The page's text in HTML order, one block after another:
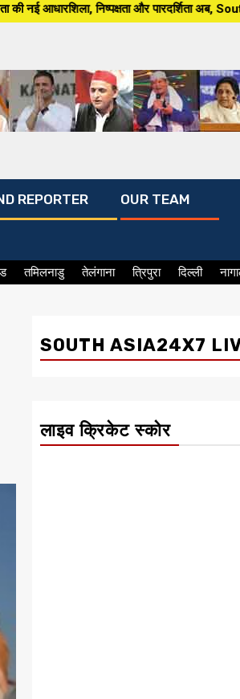
और पारदर्शिता अब, South Asia 24×7 पर
REPORTER OUR TEAM
तमिलनाडु तेलंगाना त्रिपुरा दिल्ली
SOUTH ASIA24X7
लाइव क्रिकेट स्कोर